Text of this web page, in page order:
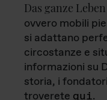
Das ganze Leben
ovvero mobili
si adattano
circostanze e
informazioni su
storia, i
troverete qui.